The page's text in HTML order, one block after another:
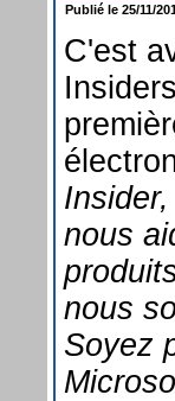
Publié le 25/11/
C'est
nous
nous
Soyez